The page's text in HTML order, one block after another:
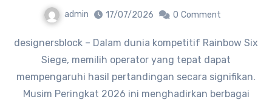
admin 17/07/2026 0 Comment
designersblock – Dalam dunia kompetitif Rainbow Six
Siege, memilih operator yang tepat dapat
mempengaruhi hasil pertandingan secara signifikan.
Musim Peringkat 2026 ini menghadirkan berbagai